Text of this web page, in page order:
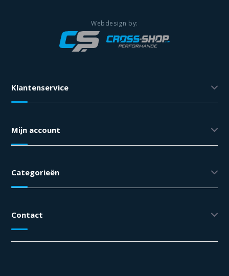
Klantenservice
Mijn account
Categorieën
Contact